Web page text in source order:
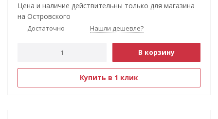
Цена и наличие действительны только для магазина
на Островского
Достаточно Нашли дешевле?
В корзину
Купить в 1 клик